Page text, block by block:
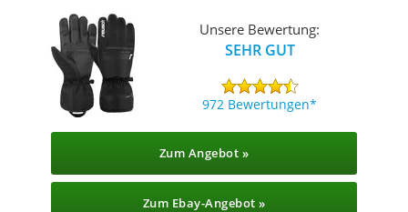
Unsere Bewertung:
SEHR GUT
972 Bewertungen
Zum Angebot »
Zum Ebay-Angebot »